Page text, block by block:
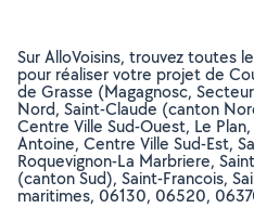
Sur AlloVoisins, trouvez toutes
pour réaliser votre projet de
de Grasse (Magagnosc,
Nord, Saint-Claude (canton
Centre Ville Sud-Ouest, Le
Antoine, Centre Ville Sud-Est,
Roquevignon-La Marbriere,
(canton Sud), Saint-Francois,
maritimes, 06130, 06520,